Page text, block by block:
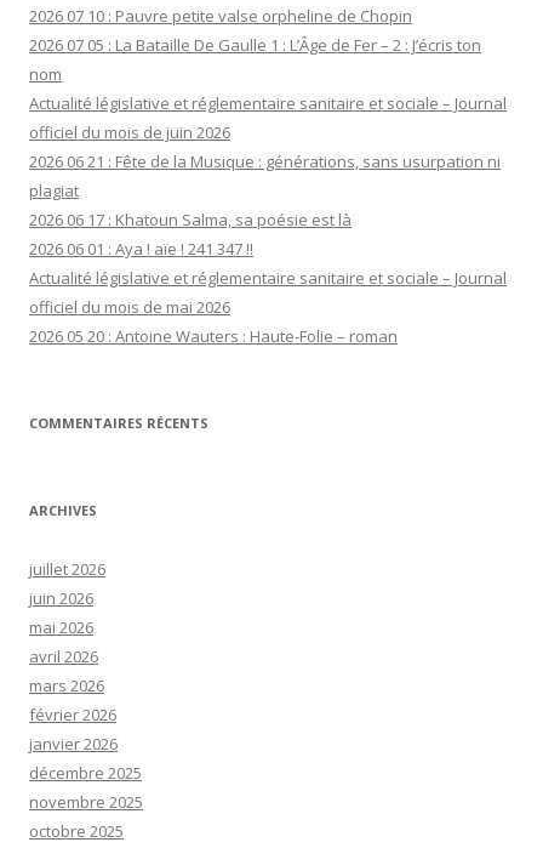
2026 07 10 : Pauvre petite valse orpheline de Chopin
2026 07 05 : La Bataille De Gaulle 1 : L’Âge de Fer – 2 : J’écris ton
nom
Actualité législative et réglementaire sanitaire et sociale – Journal
officiel du mois de juin 2026
2026 06 21 : Fête de la Musique : générations, sans usurpation ni
plagiat
2026 06 17 : Khatoun Salma, sa poésie est là
2026 06 01 : Aya ! aïe ! 241 347 !!
Actualité législative et réglementaire sanitaire et sociale – Journal
officiel du mois de mai 2026
2026 05 20 : Antoine Wauters : Haute-Folie – roman
COMMENTAIRES RÉCENTS
ARCHIVES
juillet 2026
juin 2026
mai 2026
avril 2026
mars 2026
février 2026
janvier 2026
décembre 2025
novembre 2025
octobre 2025